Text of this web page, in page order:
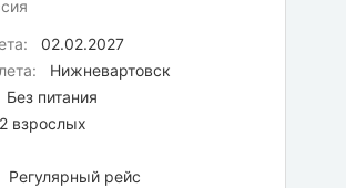
02.02.2027
Нижневартовск
Без питания
2 взрослых
Регулярный рейс